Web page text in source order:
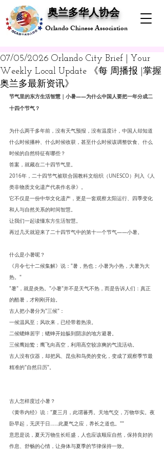
奥兰多华人协会
Orlando Chinese Association
07/05/2026 Orlando City Brief | Your
Weekly Local Update 《每 周播报 |掌握
奥兰多最新资讯》
节气里的东方生活智慧｜小暑——为什么中国人要把一年分成二
十四个节气？
为什么两千多年前，没有天气预报，没有温度计，中国人却知道
什么时候播种、什么时候收获，甚至什么时候该调整饮食、什么
时候的自然特征有哪些？
答案，就藏在二十四节气里。
2016年，二十四节气被联合国教科文组织（UNESCO）列入《人
类非物质文化遗产代表作名录》。
它不仅是一份中华文化遗产，更是一套观察太阳运行、四季变化
和人与自然关系的时间智慧。
让我们一起读懂东方生活智慧。
再过几天就迎来了二十四节气中的第十一个节气——小暑。
什么是小暑呢？
《月令七十二候集解》说："暑，热也；小暑为小热，大暑为大
热。"
"暑"，就是炎热。"小暑"并不是天气不热，而是告诉人们：真正
的酷暑，才刚刚开始。
古人把小暑分为"三候"：
一候温风至；风吹来，已经带着热浪。
二候蟋蟀居宇；蟋蟀开始躲到阴凉的地方避暑。
三候鹰始鸷；鹰飞向高空，利用高空较凉爽的气流活动。
古人没有仪器，却把风、昆虫和鸟类的变化，变成了观察季节最
精准的"自然日历"。
古人怎样度过小暑？
《黄帝内经》说："夏三月，此谓蕃秀。天地气交，万物华实。夜
卧早起，无厌于日……此夏气之应，养长之道也。""
意思是说，夏天万物生长旺盛，人也应该顺应自然，保持良好的
作息、舒畅的心情，让身体与夏季的节律保持一致。